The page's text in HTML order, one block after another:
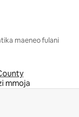
maeneo fulani
mmoja